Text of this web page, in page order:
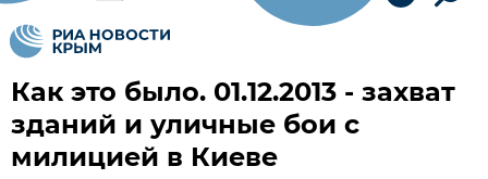
Как это было. 01.12.2013 - захват
зданий и уличные бои с
милицией в Киеве